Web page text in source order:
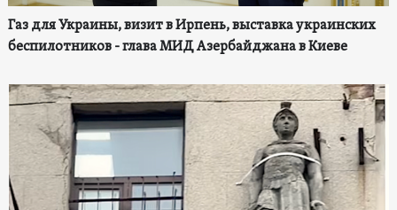
Газ для Украины, визит в Ирпень, выставка украинских
беспилотников - глава МИД Азербайджана в Киеве